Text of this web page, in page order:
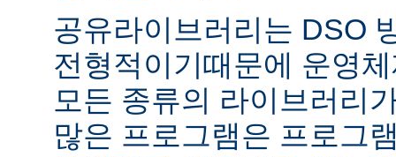
공유라이브러리는 DSO
전형적이기때문에 운영
모든 종류의 라이브러리
많은 프로그램은 프로그